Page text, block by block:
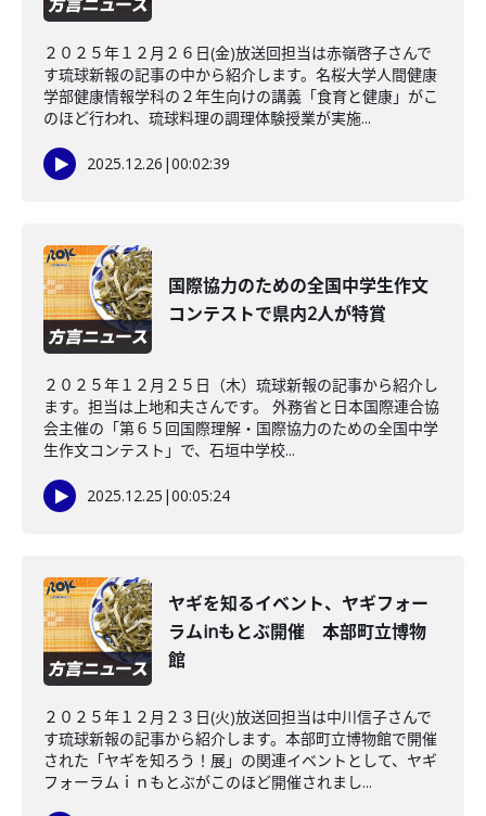
２０２５年１２月２６日(金)放送回担当は赤嶺啓子さんで
す琉球新報の記事の中から紹介します。名桜大学人間健康
学部健康情報学科の２年生向けの講義「食育と健康」がこ
のほど行われ、琉球料理の調理体験授業が実施...
2025.12.26 |00:02:39
国際協力のための全国中学生作文
コンテストで県内2人が特賞
２０２５年１２月２５日（木）琉球新報の記事から紹介し
ます。担当は上地和夫さんです。 外務省と日本国際連合協
会主催の「第６５回国際理解・国際協力のための全国中学
生作文コンテスト」で、石垣中学校...
2025.12.25 |00:05:24
ヤギを知るイベント、ヤギフォー
ラムinもとぶ開催 本部町立博物
館
２０２５年１２月２３日(火)放送回担当は中川信子さんで
す琉球新報の記事から紹介します。本部町立博物館で開催
された「ヤギを知ろう！展」の関連イベントとして、ヤギ
フォーラムｉｎもとぶがこのほど開催されまし...